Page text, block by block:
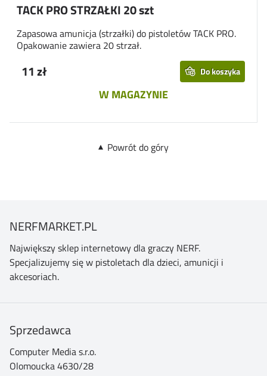
TACK PRO STRZAŁKI 20 szt
Zapasowa amunicja (strzałki) do pistoletów TACK PRO.
Opakowanie zawiera 20 strzał.
11 zł Do koszyka
W MAGAZYNIE
Powrót do góry
NERFMARKET.PL
Największy sklep internetowy dla graczy NERF.
Specjalizujemy się w pistoletach dla dzieci, amunicji i
akcesoriach.
Sprzedawca
Computer Media s.r.o.
Olomoucka 4630/28